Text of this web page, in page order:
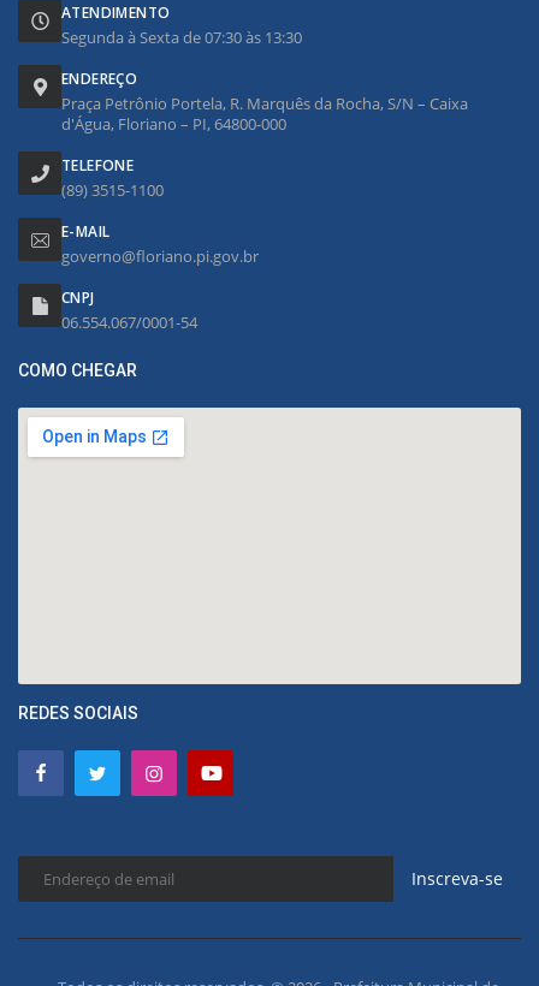
ATENDIMENTO
Segunda à Sexta de 07:30 às 13:30
ENDEREÇO
Praça Petrônio Portela, R. Marquês da Rocha, S/N – Caixa
d'Água, Floriano – PI, 64800-000
TELEFONE
(89) 3515-1100
E-MAIL
governo@floriano.pi.gov.br
CNPJ
06.554.067/0001-54
COMO CHEGAR
REDES SOCIAIS
Inscreva-se